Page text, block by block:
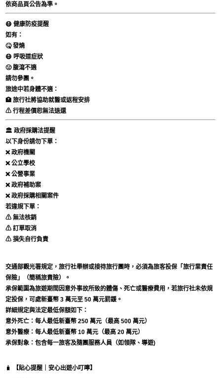
依商品頁公告為準。
😷 健康防疫提醒
如有：
🤒 發燒
😷 呼吸道症狀
🤢 腹瀉不適
請勿參團。
旅途中若身體不適：
🏥 旅行社將協助就醫或返程安排
⚠ 行程差價恕無法退還
🏛 政府採購法提醒
以下身份請勿下單：
❌ 政府機關
❌ 公立學校
❌ 公營事業
❌ 政府補助案
❌ 政府採購相關案件
若違規下單：
⚠ 無法核銷
⚠ 訂單取消
⚠ 損失自行負責
交通部觀光署規定，旅行社舉辦或接待旅行團時，必須為旅客投保「旅行業責任
保險」（簡稱旅責險）。
承保範圍為旅遊期間因意外事故所致的體傷、死亡或醫療費用，若旅行社未依規
定投保，可處新臺幣 3 萬元至 50 萬元罰鍰。
詳細規定與法定最低保額如下：
意外死亡：每人最低新臺幣 250 萬元（最高 500 萬元）
意外醫療：每人最低新臺幣 10 萬元（最高 20 萬元）
承保對象：包含每一旅客及隨團服務人員（如領隊、導遊)
🧳 【貼心提醒｜安心出遊小叮嚀】